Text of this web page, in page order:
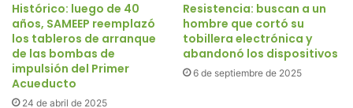
Histórico: luego de 40
años, SAMEEP reemplazó
los tableros de arranque
de las bombas de
impulsión del Primer
Acueducto
24 de abril de 2025
Resistencia: buscan a un
hombre que cortó su
tobillera electrónica y
abandonó los dispositivos
6 de septiembre de 2025